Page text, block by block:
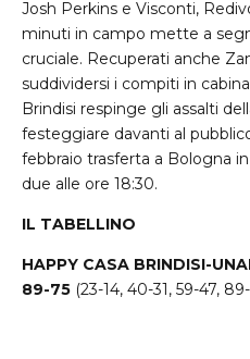
Josh Perkins e Visconti,
minuti in campo mette a
cruciale. Recuperati anche
suddividersi i compiti in
Brindisi respinge gli assalti
festeggiare davanti al
febbraio trasferta a Bologna
due alle ore 18:30.
IL TABELLINO
HAPPY CASA BRINDISI-
89-75 (23-14, 40-31, 59-47,